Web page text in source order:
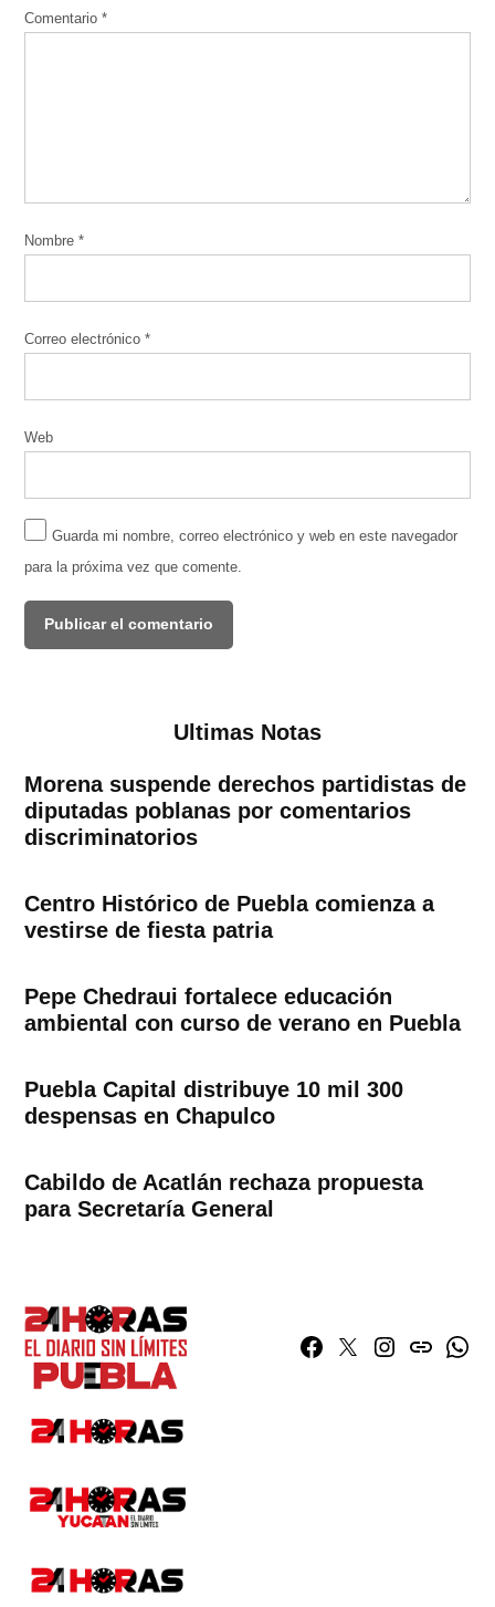
Comentario*
Nombre*
Correo electrónico*
Web
Guarda mi nombre, correo electrónico y web en este navegador
para la próxima vez que comente.
Ultimas Notas
Morena suspende derechos partidistas de
diputadas poblanas por comentarios
discriminatorios
Centro Histórico de Puebla comienza a
vestirse de fiesta patria
Pepe Chedraui fortalece educación
ambiental con curso de verano en Puebla
Puebla Capital distribuye 10 mil 300
despensas en Chapulco
Cabildo de Acatlán rechaza propuesta
para Secretaría General
Facebook
TwitterInstagram
issuu